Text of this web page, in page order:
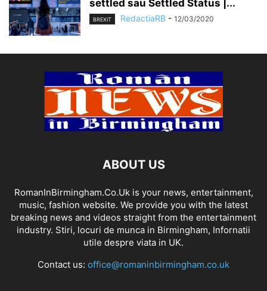
settled sau Settled Status |...
BREXIT RedactiaRB - 12/03/2020
ABOUT US
RomanInBirmingham.Co.Uk is your news, entertainment,
music, fashion website. We provide you with the latest
breaking news and videos straight from the entertainment
industry. Stiri, locuri de munca in Birmingham, Infornatii
utile despre viata in UK.
Contact us: office@romaninbirmingham.co.uk